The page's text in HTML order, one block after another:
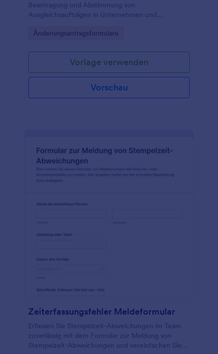
Beantragung und Abstimmung von
Ausgleichsaufträgen in Unternehmen und
priorisiert und bearbeitet werden können.
Go to Category:
Änderungsantragsformulare
Vorlage verwenden
Vorschau
Zeiterfassungsfehler Meldeformular
Erfassen Sie Stempelzeit-Abweichungen im Team
zuverlässig mit dem Formular zur Meldung von
Stempelzeit-Abweichungen und vereinfachen Sie